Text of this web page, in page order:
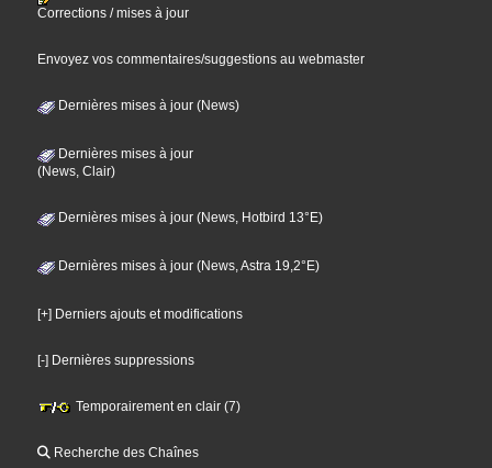
Corrections / mises à jour
Envoyez vos commentaires/suggestions au webmaster
Dernières mises à jour (News)
Dernières mises à jour
(News, Clair)
Dernières mises à jour (News, Hotbird 13°E)
Dernières mises à jour (News, Astra 19,2°E)
[+] Derniers ajouts et modifications
[-] Dernières suppressions
Temporairement en clair (7)
Recherche des Chaînes